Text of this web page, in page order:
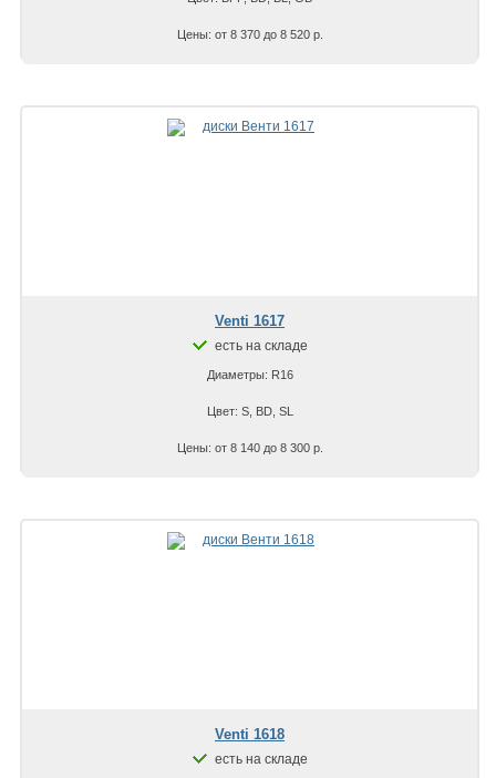
Цены: от 8 370 до 8 520 р.
Venti 1617
есть на складе
Диаметры: R16
Цвет: S, BD, SL
Цены: от 8 140 до 8 300 р.
Venti 1618
есть на складе